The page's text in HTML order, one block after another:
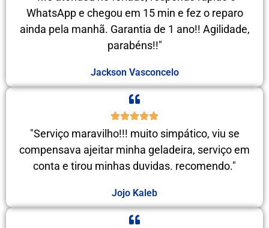
WhatsApp e chegou em 15 min e fez o reparo
ainda pela manhã. Garantia de 1 ano!! Agilidade,
parabéns!!"
Jackson Vasconcelo
"Serviço maravilho!!! muito simpático, viu se
compensava ajeitar minha geladeira, serviço em
conta e tirou minhas duvidas. recomendo."
Jojo Kaleb